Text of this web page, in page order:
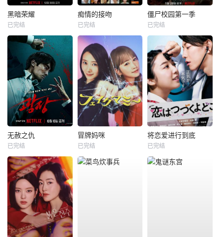
黑暗荣耀
已完结
痴情的接吻
已完结
僵尸校园第一季
已完结
无赦之仇
已完结
冒牌妈咪
已完结
将恋爱进行到底
已完结